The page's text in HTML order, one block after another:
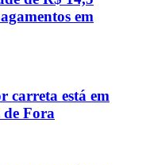
em
carreta está em
de Fora